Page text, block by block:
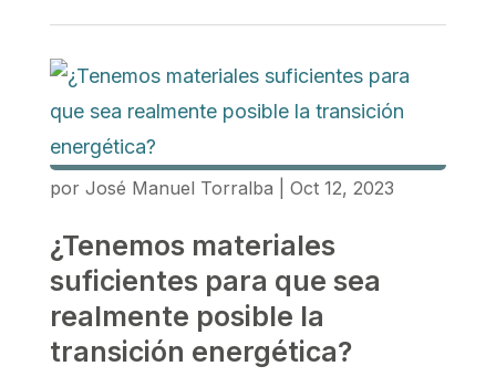
por José Manuel Torralba Oct 12, 2023
¿Tenemos materiales
suficientes para que sea
realmente posible la
transición energética?